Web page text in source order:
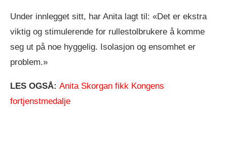
Under innlegget sitt, har Anita lagt til: «Det er ekstra
viktig og stimulerende for rullestolbrukere å komme
seg ut på noe hyggelig. Isolasjon og ensomhet er
problem.»
LES OGSÅ: Anita Skorgan fikk Kongens
fortjenstmedalje